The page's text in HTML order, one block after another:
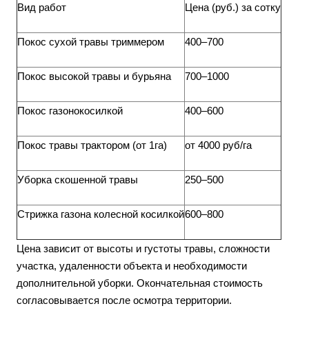
Вид работ Цена (руб.) за сотку
Покос сухой травы триммером 400–700
Покос высокой травы и бурьяна 700–1000
Покос газонокосилкой 400–600
Покос травы трактором (от 1га) от 4000 руб/га
Уборка скошенной травы 250–500
Стрижка газона колесной косилкой600–800
Цена зависит от высоты и густоты травы, сложности
участка, удаленности объекта и необходимости
дополнительной уборки. Окончательная стоимость
согласовывается после осмотра территории.​